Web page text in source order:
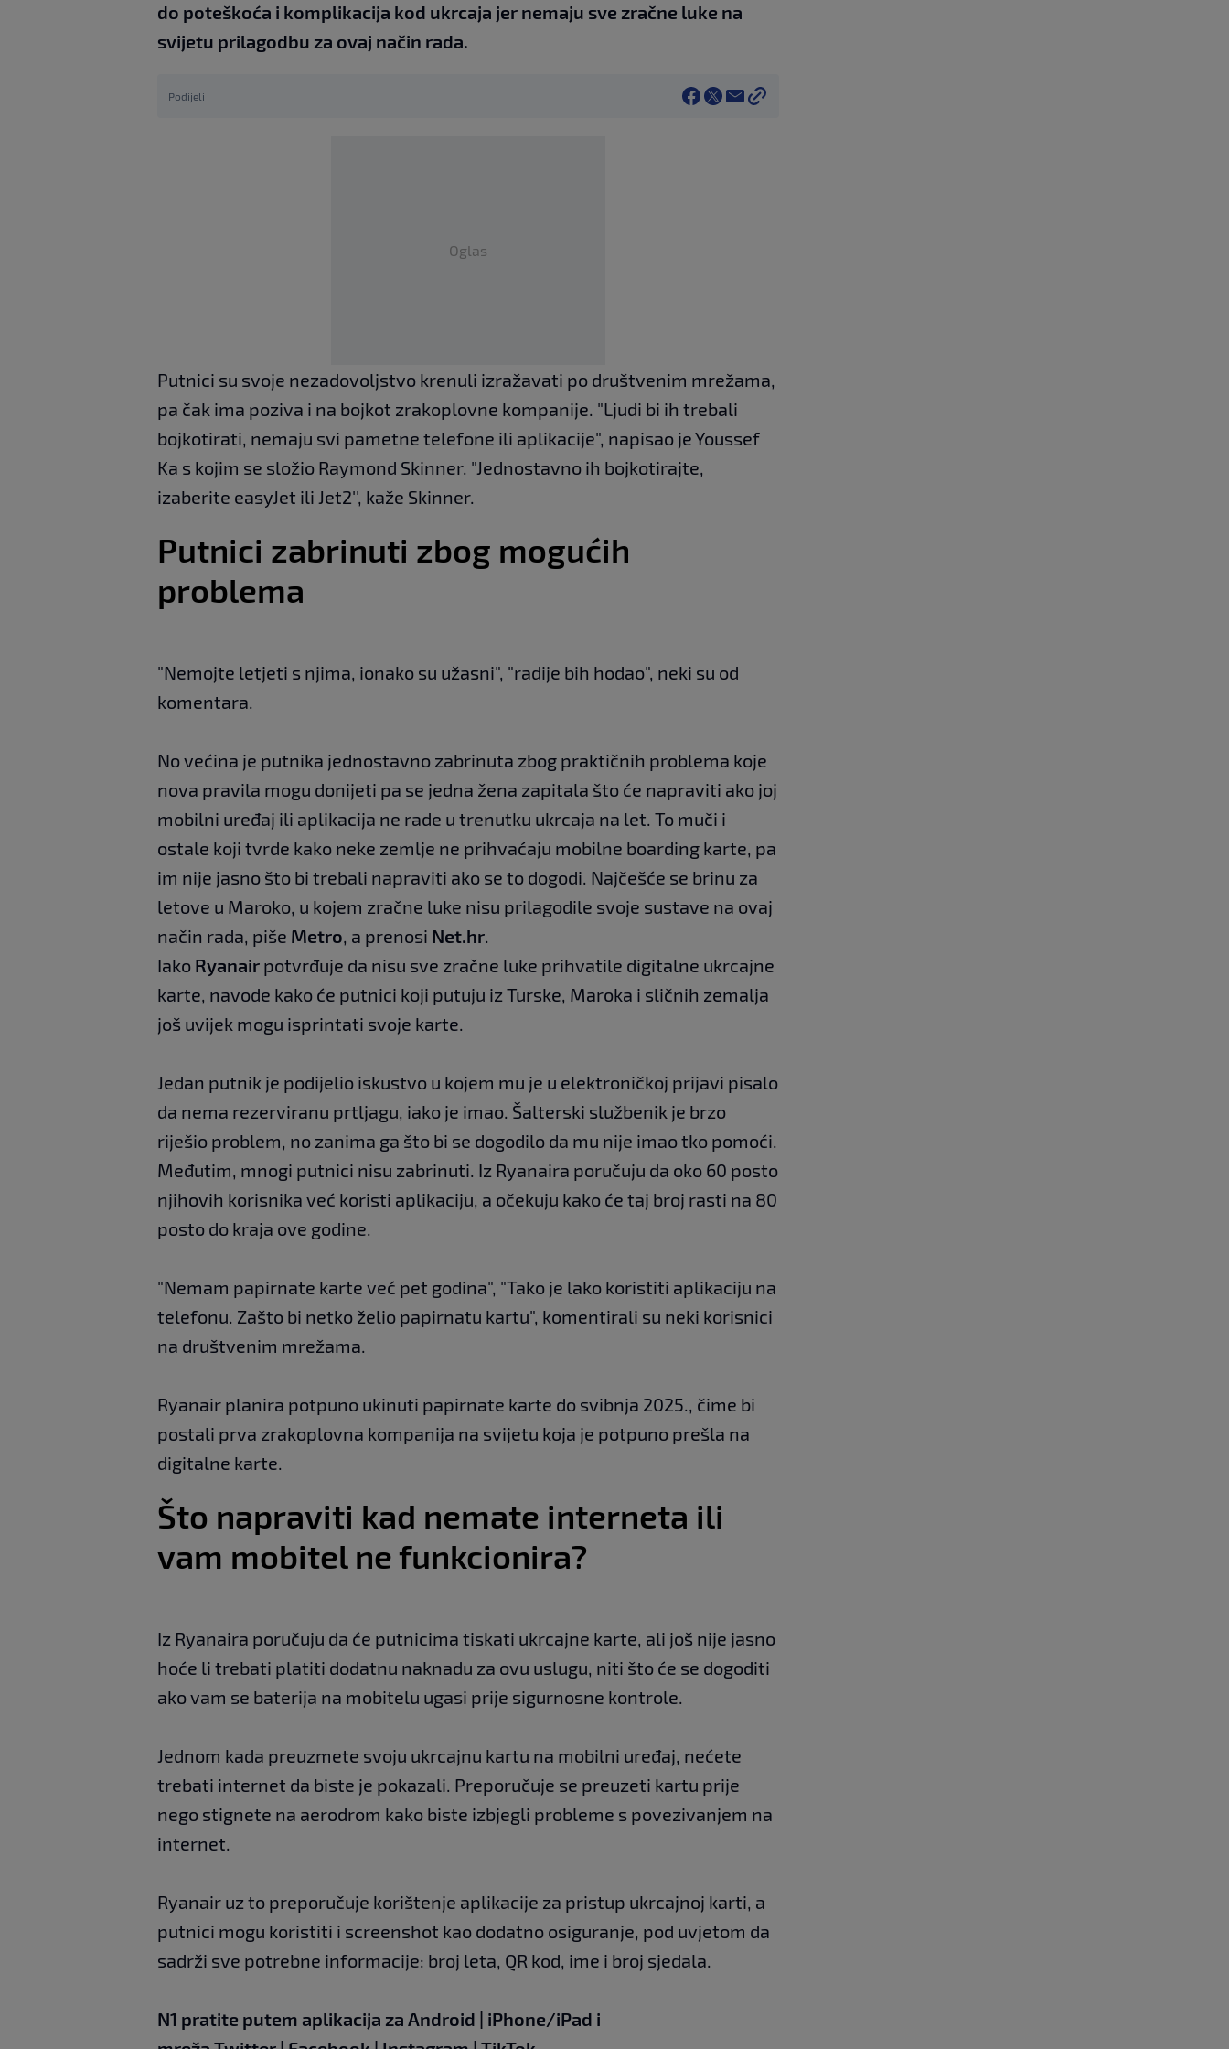
do poteškoća i komplikacija kod ukrcaja jer nemaju sve zračne luke na
svijetu prilagodbu za ovaj način rada.
Podijeli
Oglas
Putnici su svoje nezadovoljstvo krenuli izražavati po društvenim mrežama,
pa čak ima poziva i na bojkot zrakoplovne kompanije. "Ljudi bi ih trebali
bojkotirati, nemaju svi pametne telefone ili aplikacije", napisao je Youssef
Ka s kojim se složio Raymond Skinner. "Jednostavno ih bojkotirajte,
izaberite easyJet ili Jet2'', kaže Skinner.
Putnici zabrinuti zbog mogućih
problema
"Nemojte letjeti s njima, ionako su užasni", "radije bih hodao", neki su od
komentara.
No većina je putnika jednostavno zabrinuta zbog praktičnih problema koje
nova pravila mogu donijeti pa se jedna žena zapitala što će napraviti ako joj
mobilni uređaj ili aplikacija ne rade u trenutku ukrcaja na let. To muči i
ostale koji tvrde kako neke zemlje ne prihvaćaju mobilne boarding karte, pa
im nije jasno što bi trebali napraviti ako se to dogodi. Najčešće se brinu za
letove u Maroko, u kojem zračne luke nisu prilagodile svoje sustave na ovaj
način rada, piše Metro, a prenosi Net.hr.
Iako Ryanair potvrđuje da nisu sve zračne luke prihvatile digitalne ukrcajne
karte, navode kako će putnici koji putuju iz Turske, Maroka i sličnih zemalja
još uvijek mogu isprintati svoje karte.
Jedan putnik je podijelio iskustvo u kojem mu je u elektroničkoj prijavi pisalo
da nema rezerviranu prtljagu, iako je imao. Šalterski službenik je brzo
riješio problem, no zanima ga što bi se dogodilo da mu nije imao tko pomoći.
Međutim, mnogi putnici nisu zabrinuti. Iz Ryanaira poručuju da oko 60 posto
njihovih korisnika već koristi aplikaciju, a očekuju kako će taj broj rasti na 80
posto do kraja ove godine.
"Nemam papirnate karte već pet godina", "Tako je lako koristiti aplikaciju na
telefonu. Zašto bi netko želio papirnatu kartu", komentirali su neki korisnici
na društvenim mrežama.
Ryanair planira potpuno ukinuti papirnate karte do svibnja 2025., čime bi
postali prva zrakoplovna kompanija na svijetu koja je potpuno prešla na
digitalne karte.
Što napraviti kad nemate interneta ili
vam mobitel ne funkcionira?
Iz Ryanaira poručuju da će putnicima tiskati ukrcajne karte, ali još nije jasno
hoće li trebati platiti dodatnu naknadu za ovu uslugu, niti što će se dogoditi
ako vam se baterija na mobitelu ugasi prije sigurnosne kontrole.
Jednom kada preuzmete svoju ukrcajnu kartu na mobilni uređaj, nećete
trebati internet da biste je pokazali. Preporučuje se preuzeti kartu prije
nego stignete na aerodrom kako biste izbjegli probleme s povezivanjem na
internet.
Ryanair uz to preporučuje korištenje aplikacije za pristup ukrcajnoj karti, a
putnici mogu koristiti i screenshot kao dodatno osiguranje, pod uvjetom da
sadrži sve potrebne informacije: broj leta, QR kod, ime i broj sjedala.
N1 pratite putem aplikacija za Android | iPhone/iPad i